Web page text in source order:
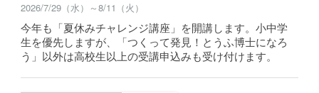
2026/7/29（水）～8/11（火）
今年も「夏休みチャレンジ講座」を開講します。小中学
生を優先しますが、「つくって発見！とうふ博士になろ
う」以外は高校生以上の受講申込みも受け付けます。